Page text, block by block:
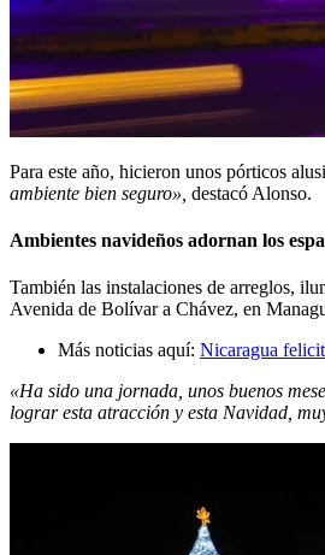
Para este año, hicieron unos pórticos
ambiente bien seguro», destacó Alonso.
Ambientes navideños adornan los
También las instalaciones de arreglos,
Avenida de Bolívar a Chávez, en
Más noticias aquí: Nicaragua
«Ha sido una jornada, unos buenos
lograr esta atracción y esta Navidad,